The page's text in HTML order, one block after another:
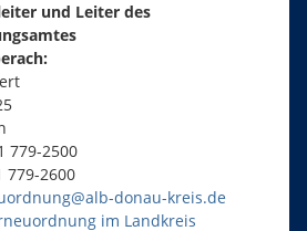
und Leiter des
779-2500
779-2600
donau-kreis.de
im Landkreis